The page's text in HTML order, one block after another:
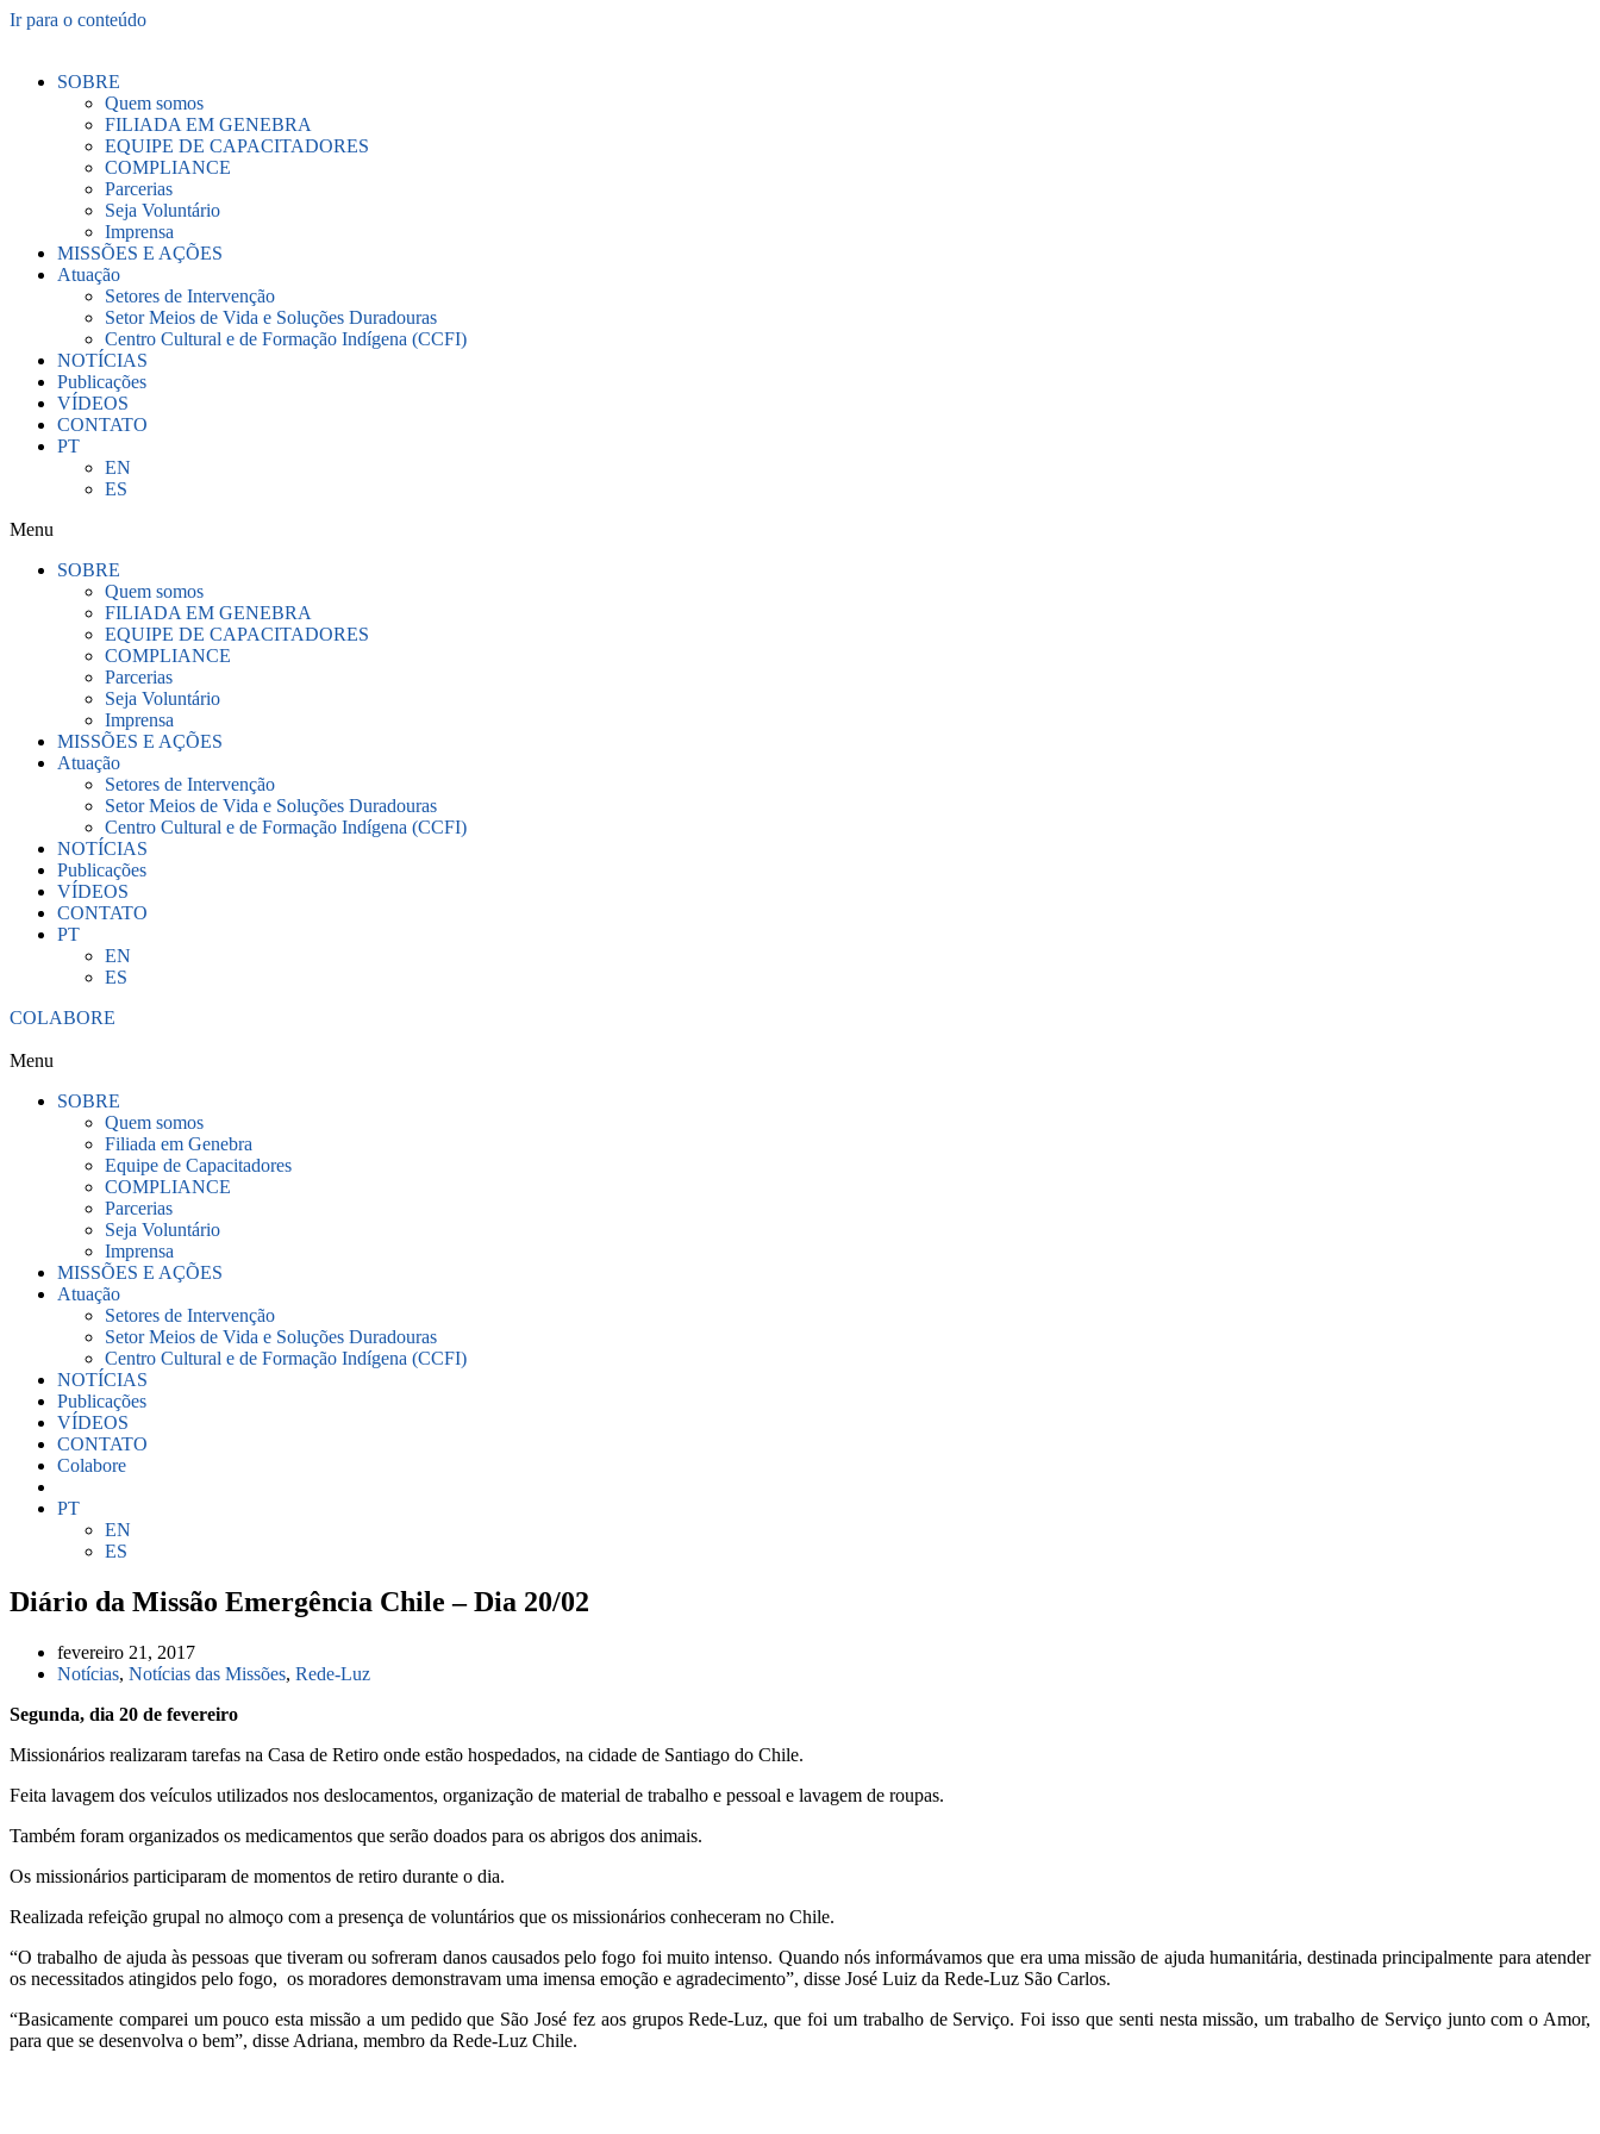
Ir para o conteúdo
SOBRE
Quem somos
FILIADA EM GENEBRA
EQUIPE DE CAPACITADORES
COMPLIANCE
Parcerias
Seja Voluntário
Imprensa
MISSÕES E AÇÕES
Atuação
Setores de Intervenção
Setor Meios de Vida e Soluções Duradouras
Centro Cultural e de Formação Indígena (CCFI)
NOTÍCIAS
Publicações
VÍDEOS
CONTATO
PT
EN
ES
Menu
SOBRE
Quem somos
FILIADA EM GENEBRA
EQUIPE DE CAPACITADORES
COMPLIANCE
Parcerias
Seja Voluntário
Imprensa
MISSÕES E AÇÕES
Atuação
Setores de Intervenção
Setor Meios de Vida e Soluções Duradouras
Centro Cultural e de Formação Indígena (CCFI)
NOTÍCIAS
Publicações
VÍDEOS
CONTATO
PT
EN
ES
COLABORE
Menu
SOBRE
Quem somos
Filiada em Genebra
Equipe de Capacitadores
COMPLIANCE
Parcerias
Seja Voluntário
Imprensa
MISSÕES E AÇÕES
Atuação
Setores de Intervenção
Setor Meios de Vida e Soluções Duradouras
Centro Cultural e de Formação Indígena (CCFI)
NOTÍCIAS
Publicações
VÍDEOS
CONTATO
Colabore
PT
EN
ES
Diário da Missão Emergência Chile – Dia 20/02
fevereiro 21, 2017
Notícias, Notícias das Missões, Rede-Luz
Segunda, dia 20 de fevereiro
Missionários realizaram tarefas na Casa de Retiro onde estão hospedados, na cidade de Santiago do Chile.
Feita lavagem dos veículos utilizados nos deslocamentos, organização de material de trabalho e pessoal e lavagem de roupas.
Também foram organizados os medicamentos que serão doados para os abrigos dos animais.
Os missionários participaram de momentos de retiro durante o dia.
Realizada refeição grupal no almoço com a presença de voluntários que os missionários conheceram no Chile.
“O trabalho de ajuda às pessoas que tiveram ou sofreram danos causados pelo fogo foi muito intenso. Quando nós informávamos que era uma missão de ajuda humanitária, destinada principalmente para atender
os necessitados atingidos pelo fogo, os moradores demonstravam uma imensa emoção e agradecimento”, disse José Luiz da Rede-Luz São Carlos.
“Basicamente comparei um pouco esta missão a um pedido que São José fez aos grupos Rede-Luz, que foi um trabalho de Serviço. Foi isso que senti nesta missão, um trabalho de Serviço junto com o Amor,
para que se desenvolva o bem”, disse Adriana, membro da Rede-Luz Chile.